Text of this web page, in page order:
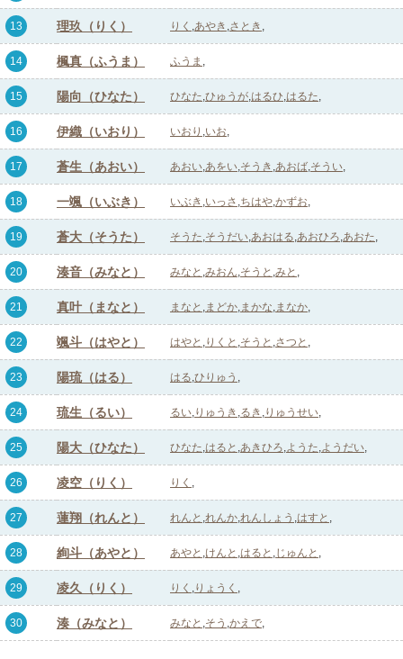
13 理玖（りく） りく あやき さとき
14 楓真（ふうま） ふうま
15 陽向（ひなた） ひなた ひゅうが はるひ はるた
16 伊織（いおり） いおり いお
17 蒼生（あおい） あおい あをい そうき あおば そうい
18 一颯（いぶき） いぶき いっさ ちはや かずお
19 蒼大（そうた） そうた そうだい あおはる あおひろ あおた
20 湊音（みなと） みなと みおん そうと みと
21 真叶（まなと） まなと まどか まかな まなか
22 颯斗（はやと） はやと りくと そうと さつと
23 陽琉（はる） はる ひりゅう
24 琉生（るい） るい りゅうき るき りゅうせい
25 陽大（ひなた） ひなた はると あきひろ ようた ようだい
26 凌空（りく） りく
27 蓮翔（れんと） れんと れんか れんしょう はすと
28 絢斗（あやと） あやと けんと はると じゅんと
29 凌久（りく） りく りょうく
30 湊（みなと） みなと そう かえで